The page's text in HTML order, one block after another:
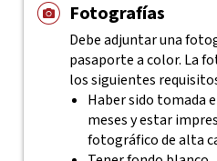
Fotografías
Debe adjuntar una
pasaporte a color. La
los siguientes
Haber sido tomada
meses y estar
fotográfico de alta